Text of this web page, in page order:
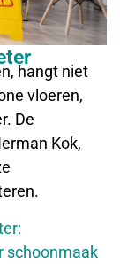
hangt niet
vloeren,
De
Kok,
schoonmaak